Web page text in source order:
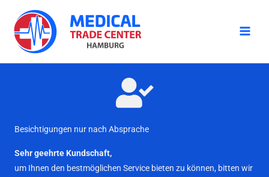
Inhalt
springen
Besichtigungen nur nach Absprache
Sehr geehrte Kundschaft,
um Ihnen den bestmöglichen Service bieten zu können, bitten wir